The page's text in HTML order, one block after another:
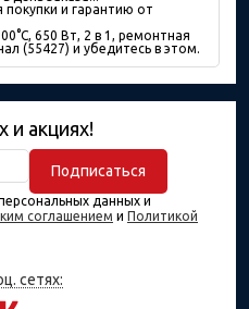
и гарантию от
650 Вт, 2 в 1, ремонтная
(55427) и убедитесь в этом.
и акциях!
Подписаться
данных и
соглашением и Политикой
сетях: